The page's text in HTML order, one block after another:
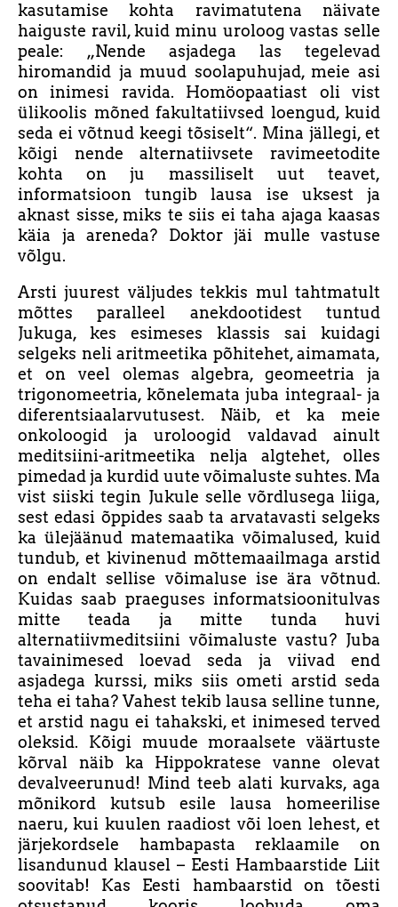
kasutamise kohta ravimatutena näivate
haiguste ravil, kuid minu uroloog vastas selle
peale: „Nende asjadega las tegelevad
hiromandid ja muud soolapuhujad, meie asi
on inimesi ravida. Homöopaatiast oli vist
ülikoolis mõned fakultatiivsed loengud, kuid
seda ei võtnud keegi tõsiselt“. Mina jällegi, et
kõigi nende alternatiivsete ravimeetodite
kohta on ju massiliselt uut teavet,
informatsioon tungib lausa ise uksest ja
aknast sisse, miks te siis ei taha ajaga kaasas
käia ja areneda? Doktor jäi mulle vastuse
võlgu.
Arsti juurest väljudes tekkis mul tahtmatult
mõttes paralleel anekdootidest tuntud
Jukuga, kes esimeses klassis sai kuidagi
selgeks neli aritmeetika põhitehet, aimamata,
et on veel olemas algebra, geomeetria ja
trigonomeetria, kõnelemata juba integraal- ja
diferentsiaalarvutusest. Näib, et ka meie
onkoloogid ja uroloogid valdavad ainult
meditsiini-aritmeetika nelja algtehet, olles
pimedad ja kurdid uute võimaluste suhtes. Ma
vist siiski tegin Jukule selle võrdlusega liiga,
sest edasi õppides saab ta arvatavasti selgeks
ka ülejäänud matemaatika võimalused, kuid
tundub, et kivinenud mõttemaailmaga arstid
on endalt sellise võimaluse ise ära võtnud.
Kuidas saab praeguses informatsioonitulvas
mitte teada ja mitte tunda huvi
alternatiivmeditsiini võimaluste vastu? Juba
tavainimesed loevad seda ja viivad end
asjadega kurssi, miks siis ometi arstid seda
teha ei taha? Vahest tekib lausa selline tunne,
et arstid nagu ei tahakski, et inimesed terved
oleksid. Kõigi muude moraalsete väärtuste
kõrval näib ka Hippokratese vanne olevat
devalveerunud! Mind teeb alati kurvaks, aga
mõnikord kutsub esile lausa homeerilise
naeru, kui kuulen raadiost või loen lehest, et
järjekordsele hambapasta reklaamile on
lisandunud klausel – Eesti Hambaarstide Liit
soovitab! Kas Eesti hambaarstid on tõesti